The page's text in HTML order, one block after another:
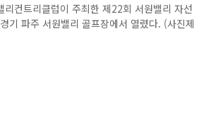
컨트리클럽이 주최한 제22회 서원밸리 자선
기 파주 서원밸리 골프장에서 열렸다. (사진제